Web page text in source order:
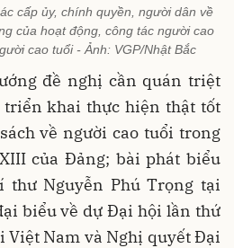
cấp ủy, chính quyền, người dân về
của hoạt động, công tác người cao
cao tuổi - Ảnh: VGP/Nhật Bắc
đề nghị cần quán triệt
triển khai thực hiện thật tốt
về người cao tuổi trong
của Đảng; bài phát biểu
thư Nguyễn Phú Trọng tại
biểu về dự Đại hội lần thứ
Việt Nam và Nghị quyết Đại